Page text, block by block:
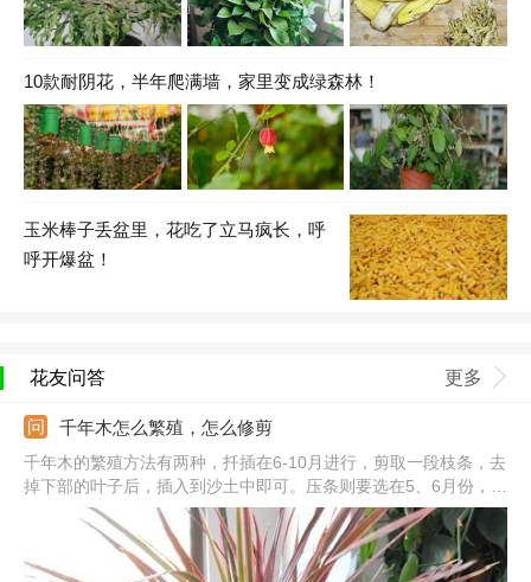
10款耐阴花，半年爬满墙，家里变成绿森林！
玉米棒子丢盆里，花吃了立马疯长，呼
呼开爆盆！
花友问答 更多
千年木怎么繁殖，怎么修剪
千年木的繁殖方法有两种，扦插在6-10月进行，剪取一段枝条，去
掉下部的叶子后，插入到沙土中即可。压条则要选在5、6月份，从
主茎顶端20厘米的地方进行环剥，并用湿润的苔藓包裹一下，生根
后分离栽种。给它修剪分别要在生长期和休眠期进行。